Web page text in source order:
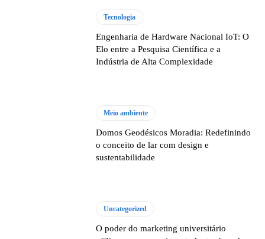
Tecnologia
Engenharia de Hardware Nacional IoT: O
Elo entre a Pesquisa Científica e a
Indústria de Alta Complexidade
Meio ambiente
Domos Geodésicos Moradia: Redefinindo
o conceito de lar com design e
sustentabilidade
Uncategorized
O poder do marketing universitário